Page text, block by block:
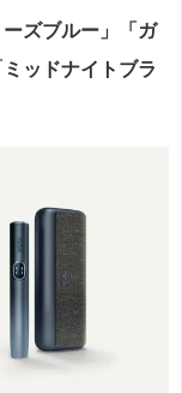
ーズブルー」「ガ
ッドナイトブラ